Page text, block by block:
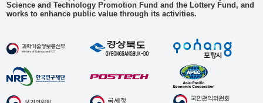
Science and Technology Promotion Fund and the Lottery Fund, and
works to enhance public value through its activities.